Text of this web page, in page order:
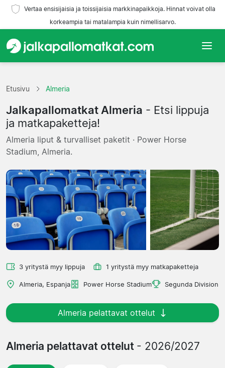
Vertaa ensisijaisia ja toissijaisia markkinapaikkoja. Hinnat voivat olla
korkeampia tai matalampia kuin nimellisarvo.
Joukkueet
Liigat
Matkatoimistoja
Etusivu Almeria
Jalkapallomatkat Almeria - Etsi lippuja
ja matkapaketteja!
Almeria liput & turvalliset paketit · Power Horse
Stadium, Almeria.
3 yritystä myy lippuja 1 yritystä myy matkapaketteja
Almeria, Espanja Power Horse Stadium Segunda Division
Almeria pelattavat ottelut
Almeria pelattavat ottelut - 2026/2027